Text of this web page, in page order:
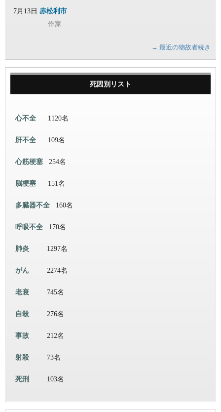
7月13日 赤松利市
作家
→ 最近の物故者続き
死因別リスト
心不全 1120名
肝不全 109名
心筋梗塞 254名
脳梗塞 151名
多臓器不全 160名
呼吸不全 170名
肺炎 1297名
がん 2274名
老衰 745名
自殺 276名
事故 212名
射殺 73名
死刑 103名